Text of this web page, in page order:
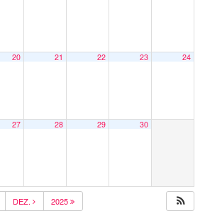
20 21 22 23 24
27 28 29 30
DEZ. 2025